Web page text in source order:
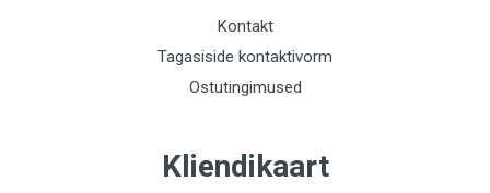
Kontakt
Tagasiside kontaktivorm
Ostutingimused
Kliendikaart